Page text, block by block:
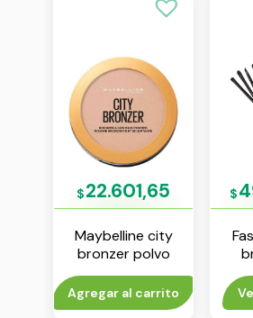
$22.601,65
Maybelline city
bronzer polvo
bronceador tono
medium cool n.º
200
Agregar al carrito
$